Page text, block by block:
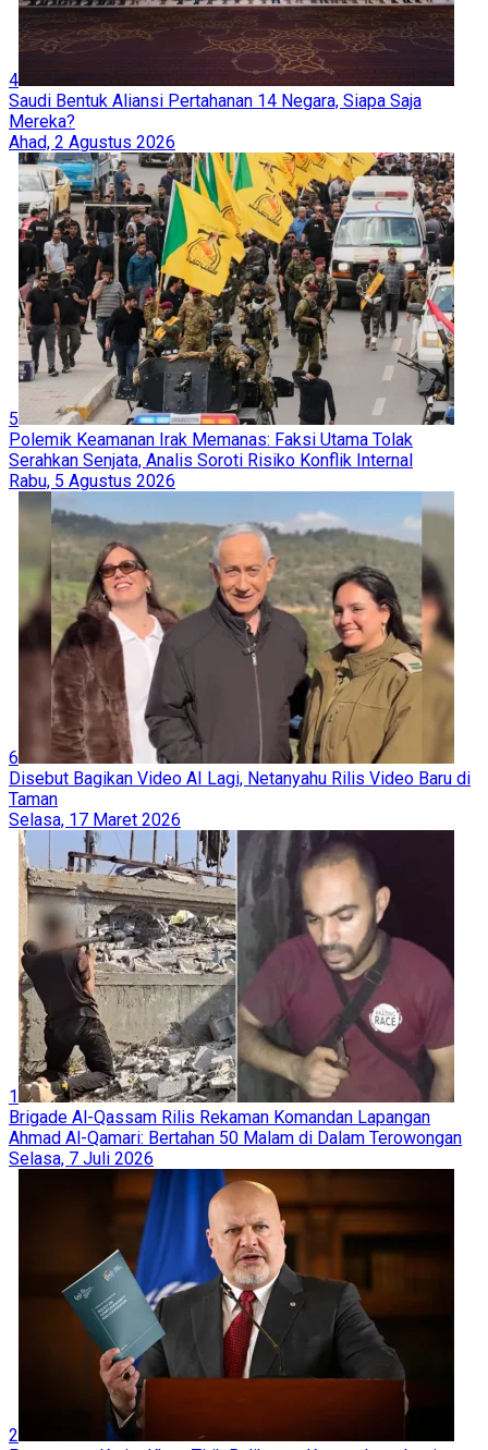
4
Saudi Bentuk Aliansi Pertahanan 14 Negara, Siapa Saja
Mereka?
Ahad, 2 Agustus 2026
5
Polemik Keamanan Irak Memanas: Faksi Utama Tolak
Serahkan Senjata, Analis Soroti Risiko Konflik Internal
Rabu, 5 Agustus 2026
6
Disebut Bagikan Video AI Lagi, Netanyahu Rilis Video Baru di
Taman
Selasa, 17 Maret 2026
1
Brigade Al-Qassam Rilis Rekaman Komandan Lapangan
Ahmad Al-Qamari: Bertahan 50 Malam di Dalam Terowongan
Selasa, 7 Juli 2026
2